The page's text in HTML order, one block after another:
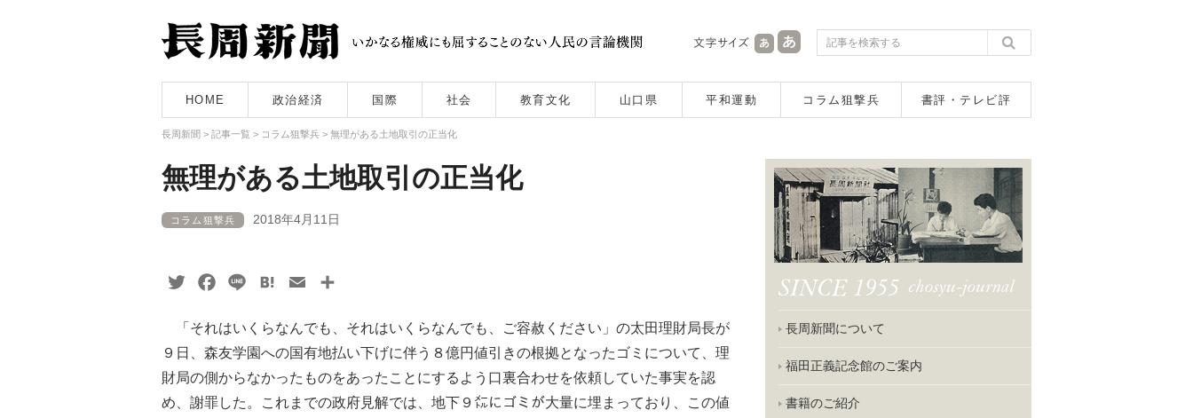
HOME 政治経済 国際 社会 教育文化 山口県 平和運動 コラム狙撃兵 書評・テレビ評
長周新聞 > 記事一覧 > コラム狙撃兵 > 無理がある土地取引の正当化
無理がある土地取引の正当化
コラム狙撃兵 2018年4月11日
TwitterFacebook
Line HatenaEmail
「それはいくらなんでも、それはいくらなんでも、ご容赦ください」の太田理財局長が
９日、森友学園への国有地払い下げに伴う８億円値引きの根拠となったゴミについて、理
財局の側からなかったものをあったことにするよう口裏合わせを依頼していた事実を認
め、謝罪した。これまでの政府見解では、地下９㍍にゴミが大量に埋まっており、この値
長周新聞について
福田正義記念館のご案内
書籍のご紹介